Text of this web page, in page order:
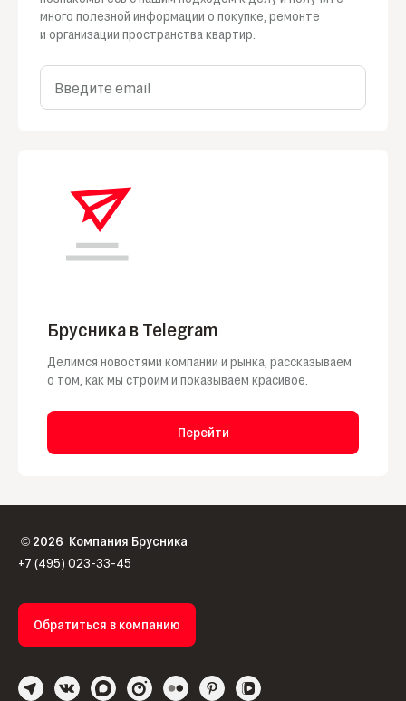
много полезной информации о покупке , ремонте
и организации пространства квартир.
Введите email
Брусника в Telegram
Делимся новостями компании и рынка, рассказываем
о том, как мы строим и показываем красивое.
Перейти
©2026 Компания Брусника
+7 (495) 023-33-45
Обратиться в компанию